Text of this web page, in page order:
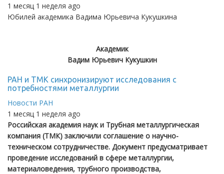
1 месяц 1 неделя ago
Юбилей академика Вадима Юрьевича Кукушкина
Академик
Вадим Юрьевич Кукушкин
РАН и ТМК синхронизируют исследования с
потребностями металлургии
Новости РАН
1 месяц 1 неделя ago
Российская академия наук и Трубная металлургическая
компания (ТМК) заключили соглашение о научно-
техническом сотрудничестве. Документ предусматривает
проведение исследований в сфере металлургии,
материаловедения, трубного производства,